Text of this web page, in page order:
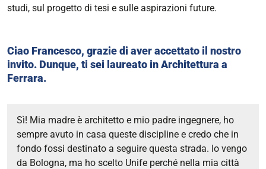
studi, sul progetto di tesi e sulle aspirazioni future.
Ciao Francesco, grazie di aver accettato il nostro
invito. Dunque, ti sei laureato in Architettura a
Ferrara.
Sì! Mia madre è architetto e mio padre ingegnere, ho
sempre avuto in casa queste discipline e credo che in
fondo fossi destinato a seguire questa strada. Io vengo
da Bologna, ma ho scelto Unife perché nella mia città